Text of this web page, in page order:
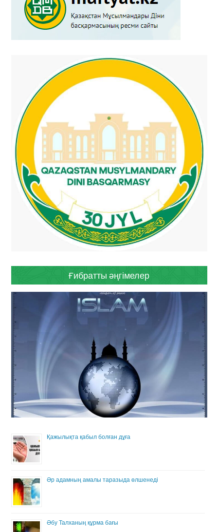
Ғибратты әңгімелер
Қажылықта қабыл болған дұға
Әр адамның амалы таразыда өлшенеді
Әбу Талханың құрма бағы